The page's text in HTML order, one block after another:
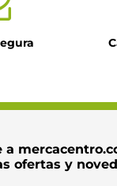
a
ofertas y